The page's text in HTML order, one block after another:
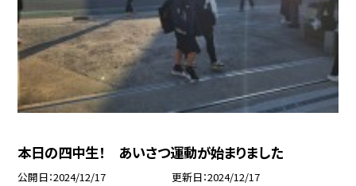
本日の四中生！ あいさつ運動が始まりました
公開日 2024/12/17 更新日 2024/12/17